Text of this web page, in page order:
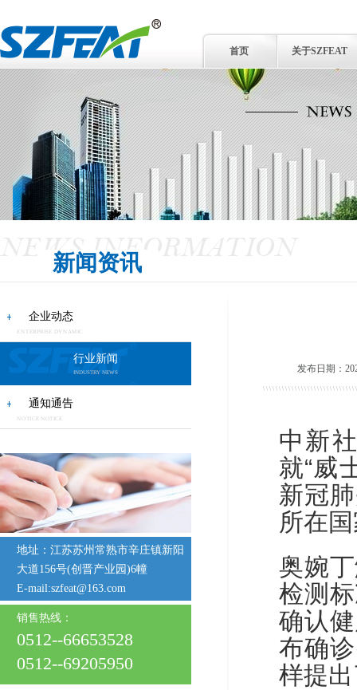
首页 关于SZFEAT
新闻资讯
企业动态
ENTERPRISE DYNAMIC
行业新闻
INDUSTRY NEWS
通知通告
NOTICE NOTICE
地址：江苏苏州常熟市辛庄镇新阳
大道156号(创晋产业园)6幢
E-mail:szfeat@163.com
销售热线：
0512--66653528
0512--69205950
发布日期：
中新
就“威
新冠
所在
奥婉
检测
确认
布确
样提